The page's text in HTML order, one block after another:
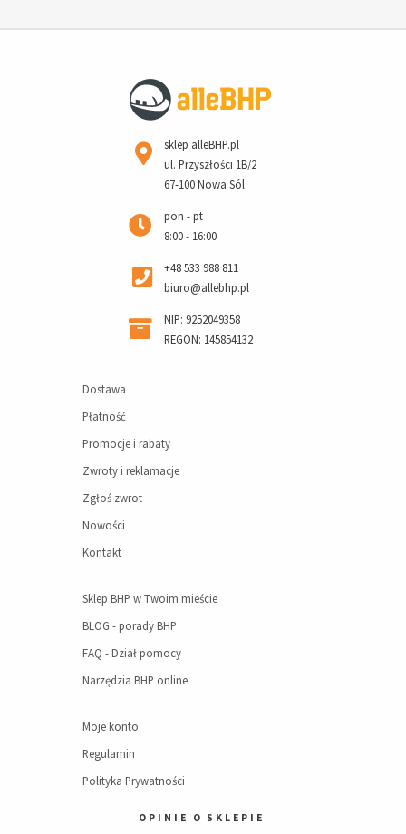
sklep alleBHP.pl
ul. Przyszłości 1B/2
67-100 Nowa Sól
pon - pt
8:00 - 16:00
+48 533 988 811
biuro@allebhp.pl
NIP: 9252049358
REGON: 145854132
Dostawa
Płatność
Promocje i rabaty
Zwroty i reklamacje
Zgłoś zwrot
Nowości
Kontakt
Sklep BHP w Twoim mieście
BLOG - porady BHP
FAQ - Dział pomocy
Narzędzia BHP online
Moje konto
Regulamin
Polityka Prywatności
OPINIE O SKLEPIE